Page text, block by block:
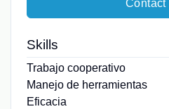
Contact
Skills
Trabajo cooperativo
Manejo de herramientas
Eficacia